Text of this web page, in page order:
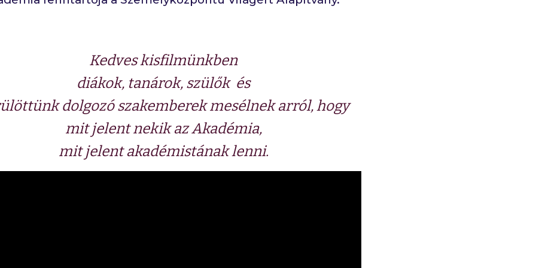
Kedves kisfilmünkben
diákok, tanárok, szülők és
dolgozó szakemberek mesélnek arról, hogy
mit jelent nekik az Akadémia,
mit jelent akadémistának lenni.